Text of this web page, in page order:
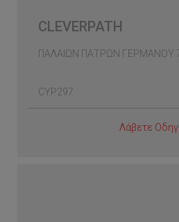
CLEVERPATH
ΠΑΛΑΙΩΝ ΠΑΤΡΩΝ ΓΕΡΜΑΝΟΥ
CYP297
Λάβετε